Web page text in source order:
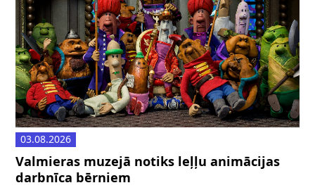
03.08.2026
Valmieras muzejā notiks leļļu animācijas
darbnīca bērniem